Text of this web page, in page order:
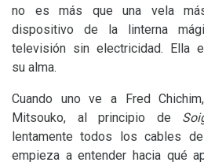
no es más que una vela
dispositivo de la linterna
televisión sin electricidad. Ella
su alma.
Cuando uno ve a Fred
Mitsouko, al principio de
lentamente todos los cables
empieza a entender hacia qué